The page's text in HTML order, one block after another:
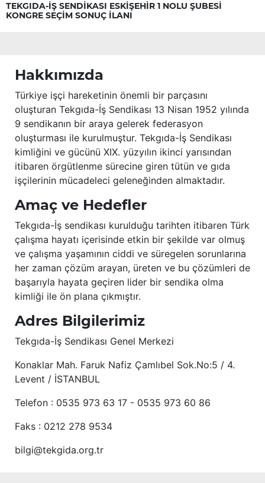
TEKGIDA-İŞ SENDİKASI ESKİŞEHİR 1 NOLU ŞUBESİ
KONGRE SEÇİM SONUÇ İLANI
Hakkımızda
Türkiye işçi hareketinin önemli bir parçasını
oluşturan Tekgıda-İş Sendikası 13 Nisan 1952 yılında
9 sendikanın bir araya gelerek federasyon
oluşturması ile kurulmuştur. Tekgıda-İş Sendikası
kimliğini ve gücünü XIX. yüzyılın ikinci yarısından
itibaren örgütlenme sürecine giren tütün ve gıda
işçilerinin mücadeleci geleneğinden almaktadır.
Amaç ve Hedefler
Tekgıda-İş sendikası kurulduğu tarihten itibaren Türk
çalışma hayatı içerisinde etkin bir şekilde var olmuş
ve çalışma yaşamının ciddi ve süregelen sorunlarına
her zaman çözüm arayan, üreten ve bu çözümleri de
başarıyla hayata geçiren lider bir sendika olma
kimliği ile ön plana çıkmıştır.
Adres Bilgilerimiz
Tekgıda-İş Sendikası Genel Merkezi
Konaklar Mah. Faruk Nafiz Çamlıbel Sok.No:5 / 4.
Levent / İSTANBUL
Telefon : 0535 973 63 17 - 0535 973 60 86
Faks : 0212 278 9534
bilgi@tekgida.org.tr